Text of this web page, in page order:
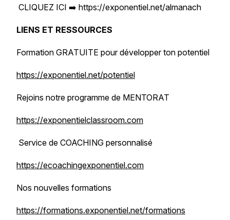
CLIQUEZ ICI ➡️ https://exponentiel.net/almanach
LIENS ET RESSOURCES
Formation GRATUITE pour développer ton potentiel
https://exponentiel.net/potentiel
Rejoins notre programme de MENTORAT
https://exponentielclassroom.com
Service de COACHING personnalisé
https://ecoachingexponentiel.com
Nos nouvelles formations
https://formations.exponentiel.net/formations